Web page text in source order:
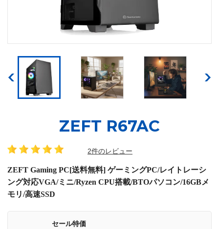
ZEFT R67AC
2件のレビュー
ZEFT Gaming PC[送料無料] ゲーミングPC/レイトレーシ
ング対応VGA/ミニ/Ryzen CPU搭載/BTOパソコン/16GBメ
モリ/高速SSD
セール特価